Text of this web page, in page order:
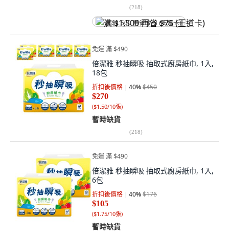
(218)
满 $1,500 再省 $75 (王道卡)
免運 滿 $490
倍潔雅 秒抽瞬吸 抽取式廚房紙巾, 1入,
18包
折扣後價格 40%$450
$270
($1.50/10張)
暫時缺貨
(218)
免運 滿 $490
倍潔雅 秒抽瞬吸 抽取式廚房紙巾, 1入,
6包
折扣後價格 40%$176
$105
($1.75/10張)
暫時缺貨